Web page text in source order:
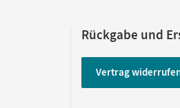
Rückgabe und
Vertrag